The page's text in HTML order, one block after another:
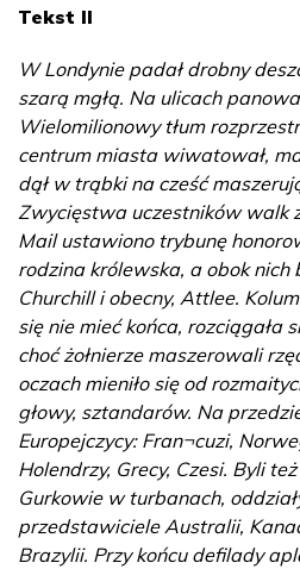
Tekst II
W Londynie padał drobny
szarą mgłą. Na ulicach
Wielomilionowy tłum
centrum miasta wiwatował,
dął w trąbki na cześć
Zwycięstwa uczestników walk
Mail ustawiono trybunę
rodzina królewska, a obok nich
Churchill i obecny, Attlee.
się nie mieć końca, rozciągała
choć żołnierze maszerowali
oczach mieniło się od
głowy, sztandarów. Na
Europejczycy: Fran¬cuzi,
Holendrzy, Grecy, Czesi. Byli
Gurkowie w turbanach,
przedstawiciele Australii,
Brazylii. Przy końcu defilady